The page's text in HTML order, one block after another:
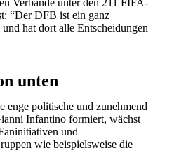
Verbände unter den 211 FIFA-
“Der DFB ist ein ganz
hat dort alle Entscheidungen
unten
enge politische und zunehmend
Infantino formiert, wächst
und
wie beispielsweise die